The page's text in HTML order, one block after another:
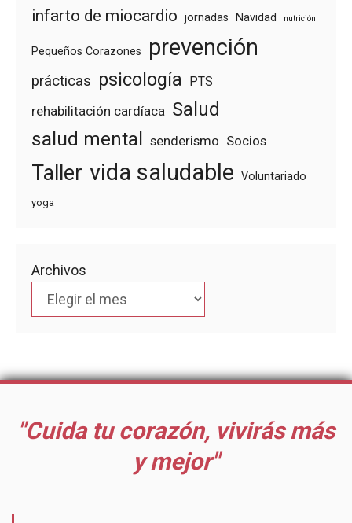
infarto de miocardio jornadas Navidad nutrición
Pequeños Corazones prevención
prácticas psicología PTS
rehabilitación cardíaca Salud
salud mental senderismo Socios
Taller vida saludable Voluntariado
yoga
Archivos
"Cuida tu corazón, vivirás más
y mejor"